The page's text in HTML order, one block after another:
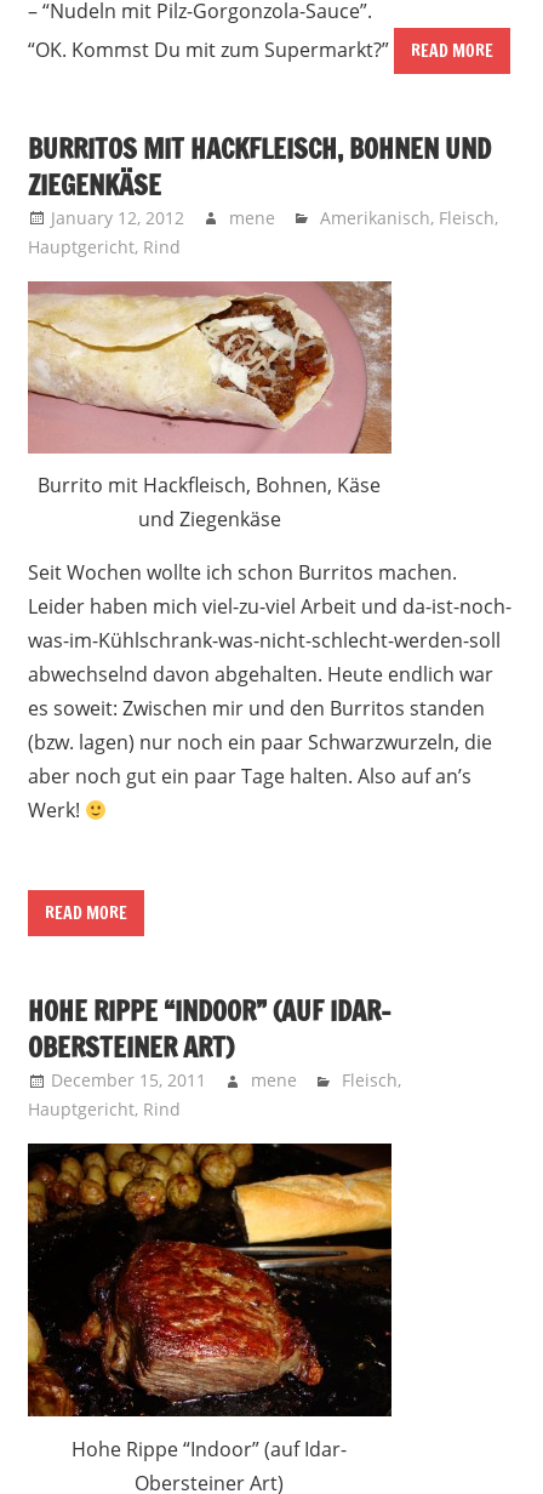
– “Nudeln mit Pilz-Gorgonzola-Sauce”.
“OK. Kommst Du mit zum Supermarkt?”
READ MORE
BURRITOS MIT HACKFLEISCH, BOHNEN UND
ZIEGENKÄSE
January 12, 2012 mene Amerikanisch, Fleisch,
Hauptgericht, Rind
Burrito mit Hackfleisch, Bohnen, Käse
und Ziegenkäse
Seit Wochen wollte ich schon Burritos machen.
Leider haben mich viel-zu-viel Arbeit und da-ist-noch-
was-im-Kühlschrank-was-nicht-schlecht-werden-soll
abwechselnd davon abgehalten. Heute endlich war
es soweit: Zwischen mir und den Burritos standen
(bzw. lagen) nur noch ein paar Schwarzwurzeln, die
aber noch gut ein paar Tage halten. Also auf an’s
Werk!
READ MORE
HOHE RIPPE “INDOOR” (AUF IDAR-
OBERSTEINER ART)
December 15, 2011 mene Fleisch,
Hauptgericht, Rind
Hohe Rippe “Indoor” (auf Idar-
Obersteiner Art)